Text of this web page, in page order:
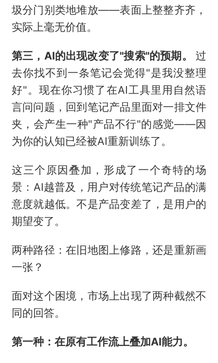
圾分门别类地堆放——表面上整整齐齐，
实际上毫无价值。
第三，AI的出现改变了"搜索"的预期。
过
去你找不到一条笔记会觉得"是我没整理
好"。现在你习惯了在AI工具里用自然语
言问问题，回到笔记产品里面对一排文件
夹，会产生一种"产品不行"的感觉——因
为你的认知已经被AI重新训练了。
这三个原因叠加，形成了一个奇特的场
景：AI越普及，用户对传统笔记产品的满
意度就越低。不是产品变差了，是用户的
期望变了。
两种路径：在旧地图上修路，还是重新画
一张？
面对这个困境，市场上出现了两种截然不
同的回答。
第一种：在原有工作流上叠加AI能力。